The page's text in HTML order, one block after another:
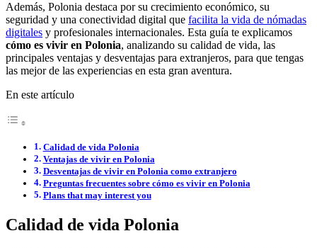
Además, Polonia destaca por su crecimiento económico, su
seguridad y una conectividad digital que facilita la vida de nómadas
digitales y profesionales internacionales. Esta guía te explicamos
cómo es vivir en Polonia, analizando su calidad de vida, las
principales ventajas y desventajas para extranjeros, para que tengas
las mejor de las experiencias en esta gran aventura.
En este artículo
Calidad de vida Polonia
Ventajas de vivir en Polonia
Desventajas de vivir en Polonia como extranjero
Preguntas frecuentes sobre cómo es vivir en Polonia
Plans that may interest you
Calidad de vida Polonia